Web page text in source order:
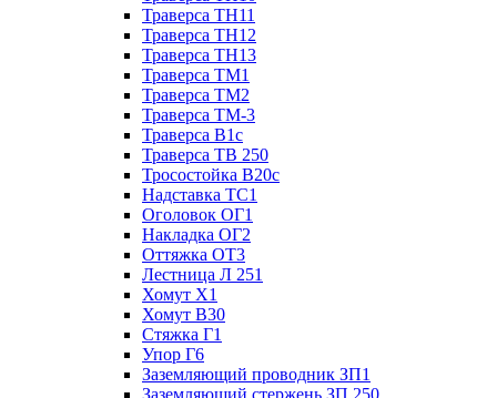
Траверса ТН11
Траверса ТН12
Траверса ТН13
Траверса ТМ1
Траверса ТМ2
Траверса ТМ-3
Траверса В1с
Траверса ТВ 250
Тросостойка В20с
Надставка ТС1
Оголовок ОГ1
Накладка ОГ2
Оттяжка ОТ3
Лестница Л 251
Хомут Х1
Хомут В30
Стяжка Г1
Упор Г6
Заземляющий проводник ЗП1
Заземляющий стержень ЗП 250